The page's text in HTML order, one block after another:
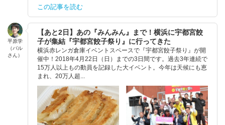
この記事を読む
平原学
（バル
さん）
【あと2日】あの『みんみん』まで！横浜に宇都宮餃
子が集結『宇都宮餃子祭り』に行ってきた
横浜赤レンガ倉庫イベントスペースで『宇都宮餃子祭り』が開
催中！2018年4月22日（日）までの3日間です。過去3年連続で
15万人以上もの動員を記録した大イベント。今年は天候にも恵
まれ、20万人超...